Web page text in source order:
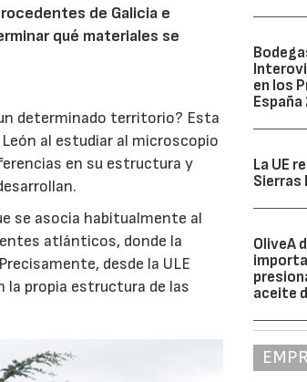
de Galicia e
qué materiales se
determinado territorio? Esta
al estudiar al microscopio
en su estructura y
se asocia habitualmente al
atlánticos, donde la
desde la ULE
la propia estructura de las
en los
España
La UE
Sierras
OliveA
aceite